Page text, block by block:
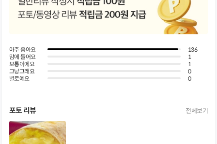
아주 좋아요
136
맘에 들어요
1
보통이에요
1
그냥그래요
0
별로예요
0
포토 리뷰 전체보기